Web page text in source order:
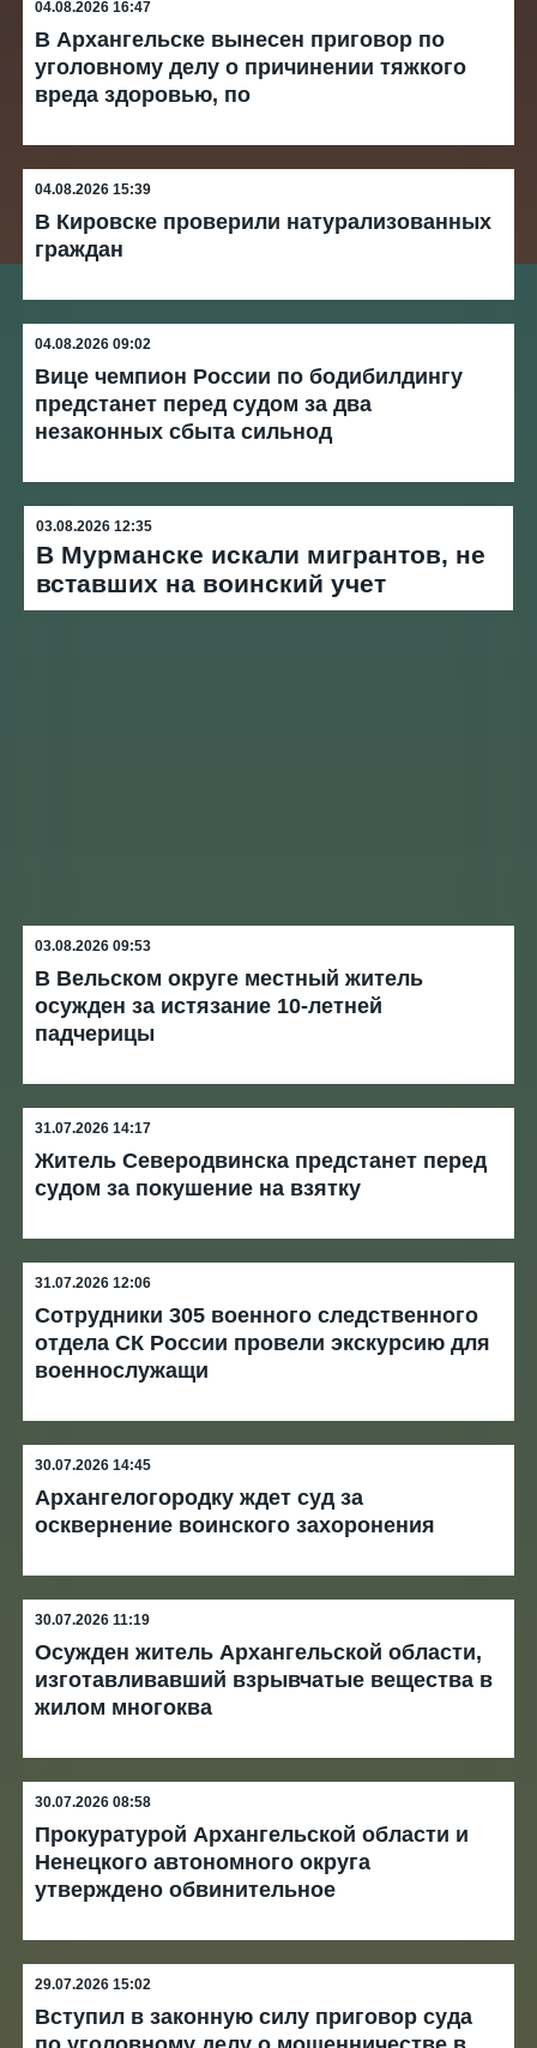
04.08.2026 16:47
В Архангельске вынесен приговор по
уголовному делу о причинении тяжкого
вреда здоровью, по
04.08.2026 15:39
В Кировске проверили натурализованных
граждан
04.08.2026 09:02
Вице чемпион России по бодибилдингу
предстанет перед судом за два
незаконных сбыта сильнод
03.08.2026 12:35
В Мурманске искали мигрантов, не
вставших на воинский учет
03.08.2026 09:53
В Вельском округе местный житель
осужден за истязание 10-летней
падчерицы
31.07.2026 14:17
Житель Северодвинска предстанет перед
судом за покушение на взятку
31.07.2026 12:06
Сотрудники 305 военного следственного
отдела СК России провели экскурсию для
военнослужащи
30.07.2026 14:45
Архангелогородку ждет суд за
осквернение воинского захоронения
30.07.2026 11:19
Осужден житель Архангельской области,
изготавливавший взрывчатые вещества в
жилом многоква
30.07.2026 08:58
Прокуратурой Архангельской области и
Ненецкого автономного округа
утверждено обвинительное
29.07.2026 15:02
Вступил в законную силу приговор суда